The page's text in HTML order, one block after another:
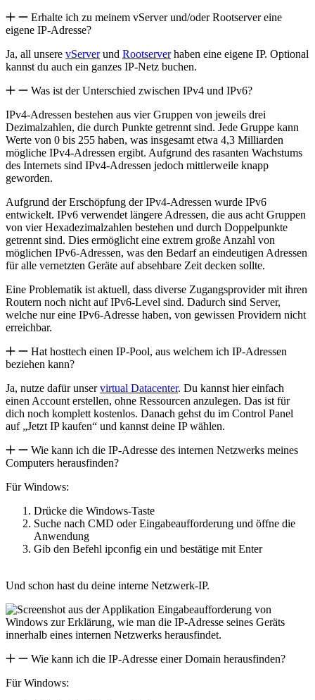
Erhalte ich zu meinem vServer und/oder Rootserver eine
eigene IP-Adresse?
Ja, all unsere vServerund Rootserverhaben eine eigene IP. Optional
kannst du auch ein ganzes IP-Netz buchen.
Was ist der Unterschied zwischen IPv4 und IPv6?
IPv4-Adressen bestehen aus vier Gruppen von jeweils drei
Dezimalzahlen, die durch Punkte getrennt sind. Jede Gruppe kann
Werte von 0 bis 255 haben, was insgesamt etwa 4,3 Milliarden
mögliche IPv4-Adressen ergibt. Aufgrund des rasanten Wachstums
des Internets sind IPv4-Adressen jedoch mittlerweile knapp
geworden.
Aufgrund der Erschöpfung der IPv4-Adressen wurde IPv6
entwickelt. IPv6 verwendet längere Adressen, die aus acht Gruppen
von vier Hexadezimalzahlen bestehen und durch Doppelpunkte
getrennt sind. Dies ermöglicht eine extrem große Anzahl von
möglichen IPv6-Adressen, was den Bedarf an eindeutigen Adressen
für alle vernetzten Geräte auf absehbare Zeit decken sollte.
Eine Problematik ist aktuell, dass diverse Zugangsprovider mit ihren
Routern noch nicht auf IPv6-Level sind. Dadurch sind Server,
welche nur eine IPv6-Adresse haben, von gewissen Providern nicht
erreichbar.
Hat hosttech einen IP-Pool, aus welchem ich IP-Adressen
beziehen kann?
Ja, nutze dafür unservirtual Datacenter. Du kannst hier einfach
einen Account erstellen, ohne Ressourcen anzulegen. Das ist für
dich noch komplett kostenlos. Danach gehst du im Control Panel
auf „Jetzt IP kaufen“ und kannst deine IP wählen.
Wie kann ich die IP-Adresse des internen Netzwerks meines
Computers herausfinden?
Für Windows:
Drücke die Windows-Taste
Suche nach CMD oder Eingabeaufforderung und öffne die
Anwendung
Gib den Befehl ipconfig ein und bestätige mit Enter
Und schon hast du deine interne Netzwerk-IP.
Wie kann ich die IP-Adresse einer Domain herausfinden?
Für Windows: